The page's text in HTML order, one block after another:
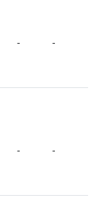
- -
- -